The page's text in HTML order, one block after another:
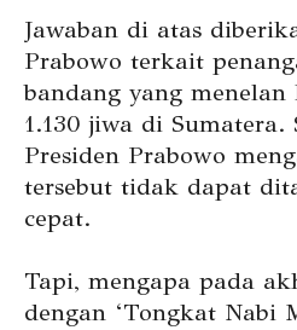
Jawaban di atas
Prabowo terkait
bandang yang
1.130 jiwa di Sumatera.
Presiden Prabowo
tersebut tidak dapat
cepat.
Tapi, mengapa pada
dengan ‘Tongkat Nabi